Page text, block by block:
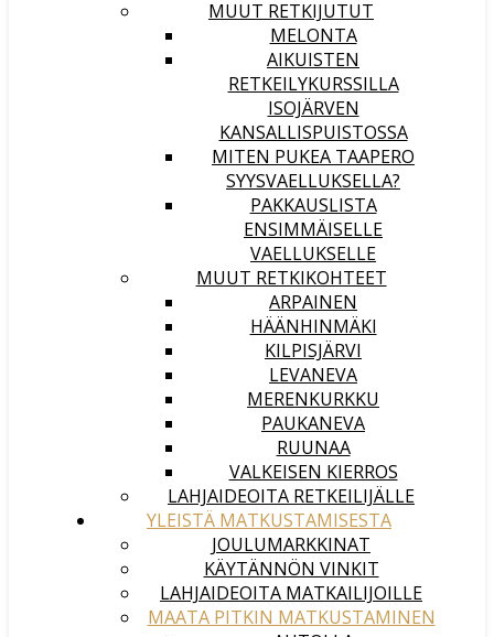
MUUT RETKIJUTUT
MELONTA
AIKUISTEN
RETKEILYKURSSILLA
ISOJÄRVEN
KANSALLISPUISTOSSA
MITEN PUKEA TAAPERO
SYYSVAELLUKSELLA?
PAKKAUSLISTA
ENSIMMÄISELLE
VAELLUKSELLE
MUUT RETKIKOHTEET
ARPAINEN
HÄÄNHINMÄKI
KILPISJÄRVI
LEVANEVA
MERENKURKKU
PAUKANEVA
RUUNAA
VALKEISEN KIERROS
LAHJAIDEOITA RETKEILIJÄLLE
YLEISTÄ MATKUSTAMISESTA
JOULUMARKKINAT
KÄYTÄNNÖN VINKIT
LAHJAIDEOITA MATKAILIJOILLE
MAATA PITKIN MATKUSTAMINEN